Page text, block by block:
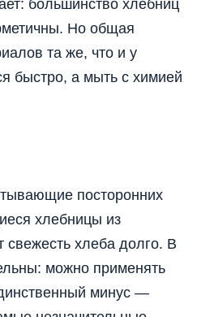
большинство хлебниц
Но общая
та же, что и у
быстро, а мыть с химией
посторонних
хлебницы из
свежесть хлеба долго. В
можно применять
минус —